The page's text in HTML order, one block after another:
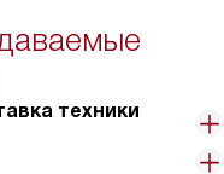
техники